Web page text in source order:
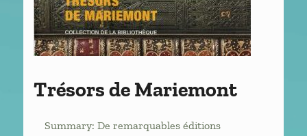
Trésors de Mariemont
Summary: De remarquables éditions